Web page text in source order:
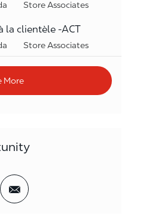
Category
Store Associates
la clientèle -ACT
Category
Store Associates
More
Facebook
via twitter
Share via email